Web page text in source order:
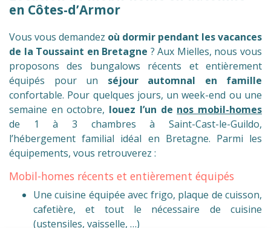
en Côtes-d’Armor
Vous vous demandez où dormir pendant les vacances
de la Toussaint en Bretagne ? Aux Mielles, nous vous
proposons des bungalows récents et entièrement
équipés pour un séjour automnal en famille
confortable. Pour quelques jours, un week-end ou une
semaine en octobre, louez l’un de nos mobil-homes
de 1 à 3 chambres à Saint-Cast-le-Guildo,
l’hébergement familial idéal en Bretagne. Parmi les
équipements, vous retrouverez :
Mobil-homes récents et entièrement équipés
Une cuisine équipée avec frigo, plaque de cuisson,
cafetière, et tout le nécessaire de cuisine
(ustensiles, vaisselle, …)